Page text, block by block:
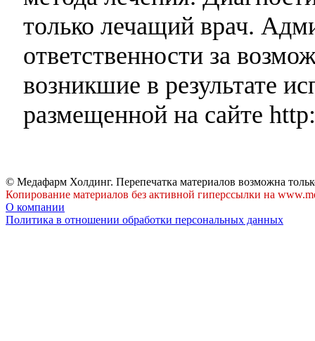
только лечащий врач.
ответственности за
возникшие в результате
размещенной на сайте
© Медафарм Холдинг. Перепечатка материалов возможна
Копирование материалов без активной гиперссылки на
О компании
Политика в отношении обработки персональных данных